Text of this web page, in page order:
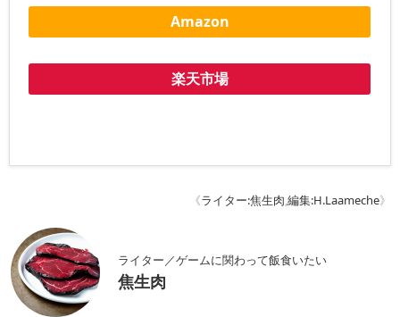
Amazon
楽天市場
《ライター:焦生肉,編集:H.Laameche》
ライター／ゲームに関わって飯食いたい
焦生肉